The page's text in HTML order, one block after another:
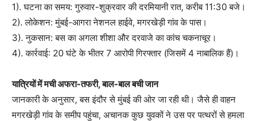
1). घटना का समय: गुरुवार-शुक्रवार की दरमियानी रात, करीब 11:30 बजे।
2). लोकेशन: मुंबई-आगरा नेशनल हाईवे, मगरखेड़ी गांव के पास।
3). नुकसान: बस का अगला शीशा और दरवाजे का कांच चकनाचूर।
4). कार्रवाई: 20 घंटे के भीतर 7 आरोपी गिरफ्तार (जिसमें 4 नाबालिक हैं)।
यात्रियों में मची अफरा-तफरी, बाल-बाल बची जान
जानकारी के अनुसार, बस इंदौर से मुंबई की ओर जा रही थी। जैसे ही वाहन
मगरखेड़ी गांव के समीप पहुंचा, अचानक कुछ युवकों ने उस पर पत्थरों से हमला